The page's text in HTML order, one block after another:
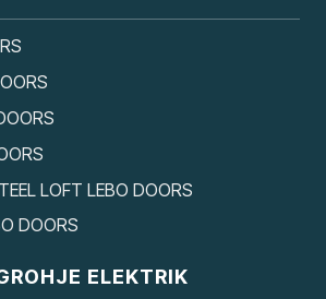
LOFT LEBO DOORS
DOORS
ELEKTRIK